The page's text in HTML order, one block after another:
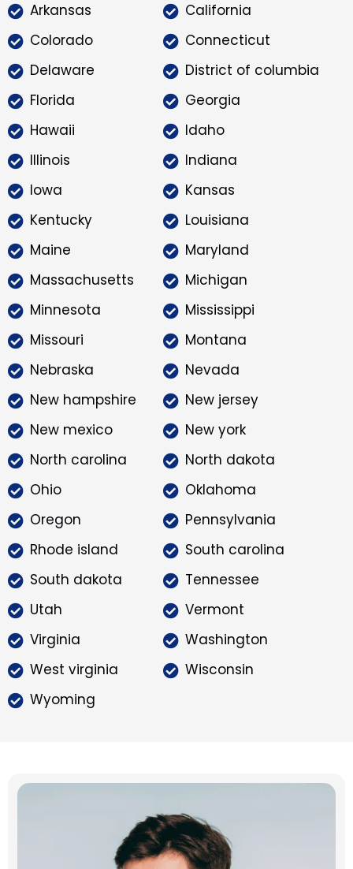
Arkansas
California
Colorado
Connecticut
Delaware
District of columbia
Florida
Georgia
Hawaii
Idaho
Illinois
Indiana
Iowa
Kansas
Kentucky
Louisiana
Maine
Maryland
Massachusetts
Michigan
Minnesota
Mississippi
Missouri
Montana
Nebraska
Nevada
New hampshire
New jersey
New mexico
New york
North carolina
North dakota
Ohio
Oklahoma
Oregon
Pennsylvania
Rhode island
South carolina
South dakota
Tennessee
Utah
Vermont
Virginia
Washington
West virginia
Wisconsin
Wyoming